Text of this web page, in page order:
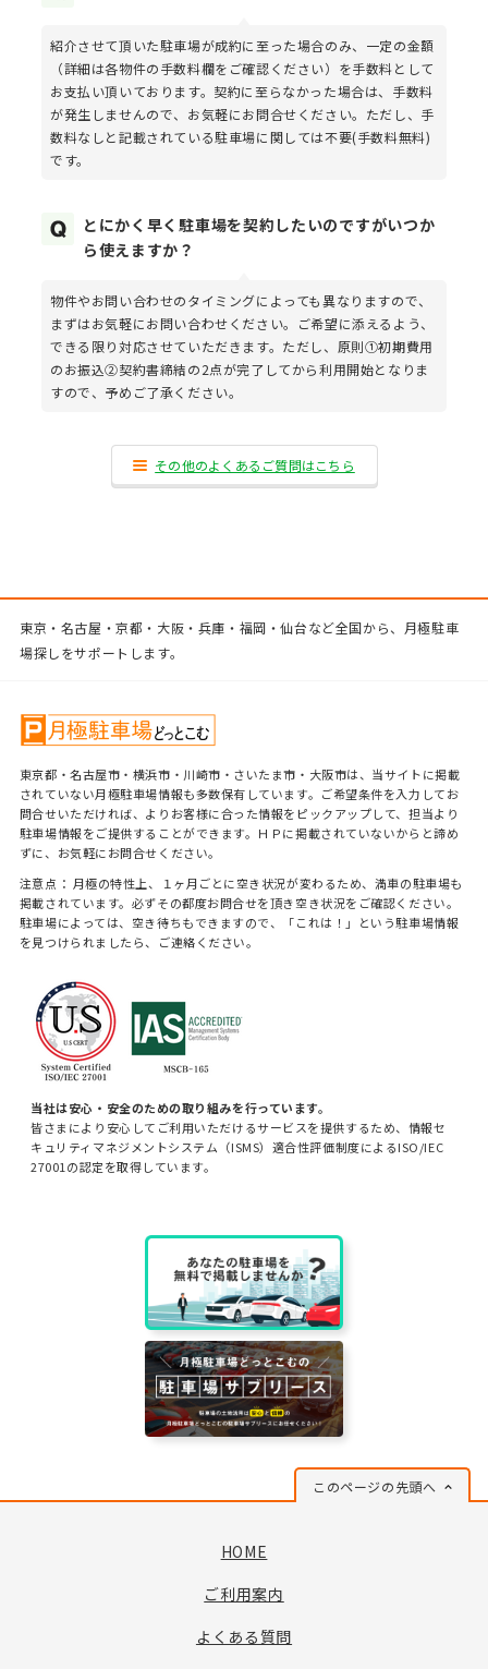
紹介させて頂いた駐車場が成約に至った場合のみ、一定の金額
（詳細は各物件の手数料欄をご確認ください）を手数料として
お支払い頂いております。契約に至らなかった場合は、手数料
が発生しませんので、お気軽にお問合せください。ただし、手
数料なしと記載されている駐車場に関しては不要(手数料無料)
です。
とにかく早く駐車場を契約したいのですがいつか
ら使えますか？
物件やお問い合わせのタイミングによっても異なりますので、
まずはお気軽にお問い合わせください。ご希望に添えるよう、
できる限り対応させていただきます。ただし、原則①初期費用
のお振込②契約書締結の2点が完了してから利用開始となりま
すので、予めご了承ください。
その他のよくあるご質問はこちら
東京・名古屋・京都・大阪・兵庫・福岡・仙台など全国から、月極駐車
場探しをサポートします。
東京都・名古屋市・横浜市・川崎市・さいたま市・大阪市は、当サイトに掲載
されていない月極駐車場情報も多数保有しています。ご希望条件を入力してお
問合せいただければ、よりお客様に合った情報をピックアップして、担当より
駐車場情報をご提供することができます。ＨＰに掲載されていないからと諦め
ずに、お気軽にお問合せください。
注意点： 月極の特性上、１ヶ月ごとに空き状況が変わるため、満車の駐車場も
掲載されています。必ずその都度お問合せを頂き空き状況をご確認ください。
駐車場によっては、空き待ちもできますので、「これは！」という駐車場情報
を見つけられましたら、ご連絡ください。
当社は安心・安全のための取り組みを行っています。
皆さまにより安心してご利用いただけるサービスを提供するため、情報セ
キュリティマネジメントシステム（ISMS）適合性評価制度によるISO/IEC
27001の認定を取得しています。
このページの先頭へ
HOME
ご利用案内
よくある質問